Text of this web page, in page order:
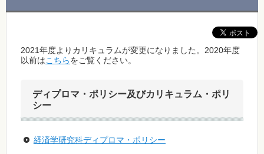
2021年度よりカリキュラムが変更になりました。2020年度
以前はこちらをご覧ください。
ディプロマ・ポリシー及びカリキュラム・ポリ
シー
経済学研究科ディプロマ・ポリシー